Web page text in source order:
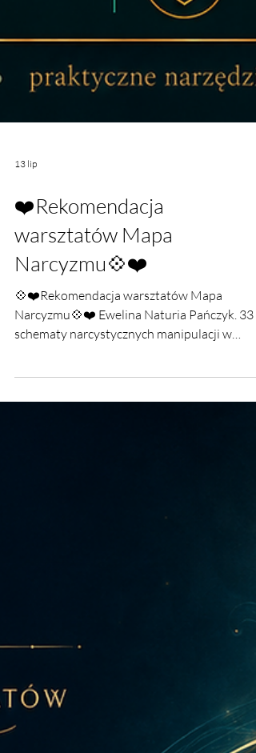
13 lip
❤️Rekomendacja
warsztatów Mapa
Narcyzmu💠❤️
💠❤️Rekomendacja warsztatów Mapa